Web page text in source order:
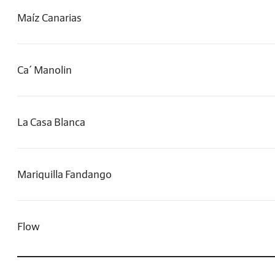
Maíz Canarias
Ca´ Manolin
La Casa Blanca
Mariquilla Fandango
Flow